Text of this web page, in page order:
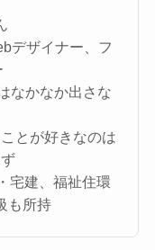
デザイナー、フ
なかなか出さな
とが好きなのは
宅建、福祉住環
も所持